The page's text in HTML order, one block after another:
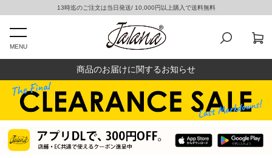
13時迄のご注文は当日発送/ 10,000円以上購入で送料無料
MENU
商品のお届けに関するお知らせ